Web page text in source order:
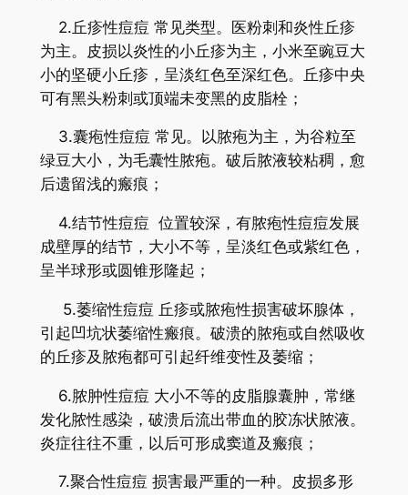
2.丘疹性痘痘 常见类型。医粉刺和炎性丘疹
为主。皮损以炎性的小丘疹为主，小米至豌豆大
小的坚硬小丘疹，呈淡红色至深红色。丘疹中央
可有黑头粉刺或顶端未变黑的皮脂栓；
3.囊疱性痘痘 常见。以脓疱为主，为谷粒至
绿豆大小，为毛囊性脓疱。破后脓液较粘稠，愈
后遗留浅的瘢痕；
4.结节性痘痘 位置较深，有脓疱性痘痘发展
成壁厚的结节，大小不等，呈淡红色或紫红色，
呈半球形或圆锥形隆起；
5.萎缩性痘痘 丘疹或脓疱性损害破坏腺体，
引起凹坑状萎缩性瘢痕。破溃的脓疱或自然吸收
的丘疹及脓疱都可引起纤维变性及萎缩；
6.脓肿性痘痘 大小不等的皮脂腺囊肿，常继
发化脓性感染，破溃后流出带血的胶冻状脓液。
炎症往往不重，以后可形成窦道及瘢痕；
7.聚合性痘痘 损害最严重的一种。皮损多形